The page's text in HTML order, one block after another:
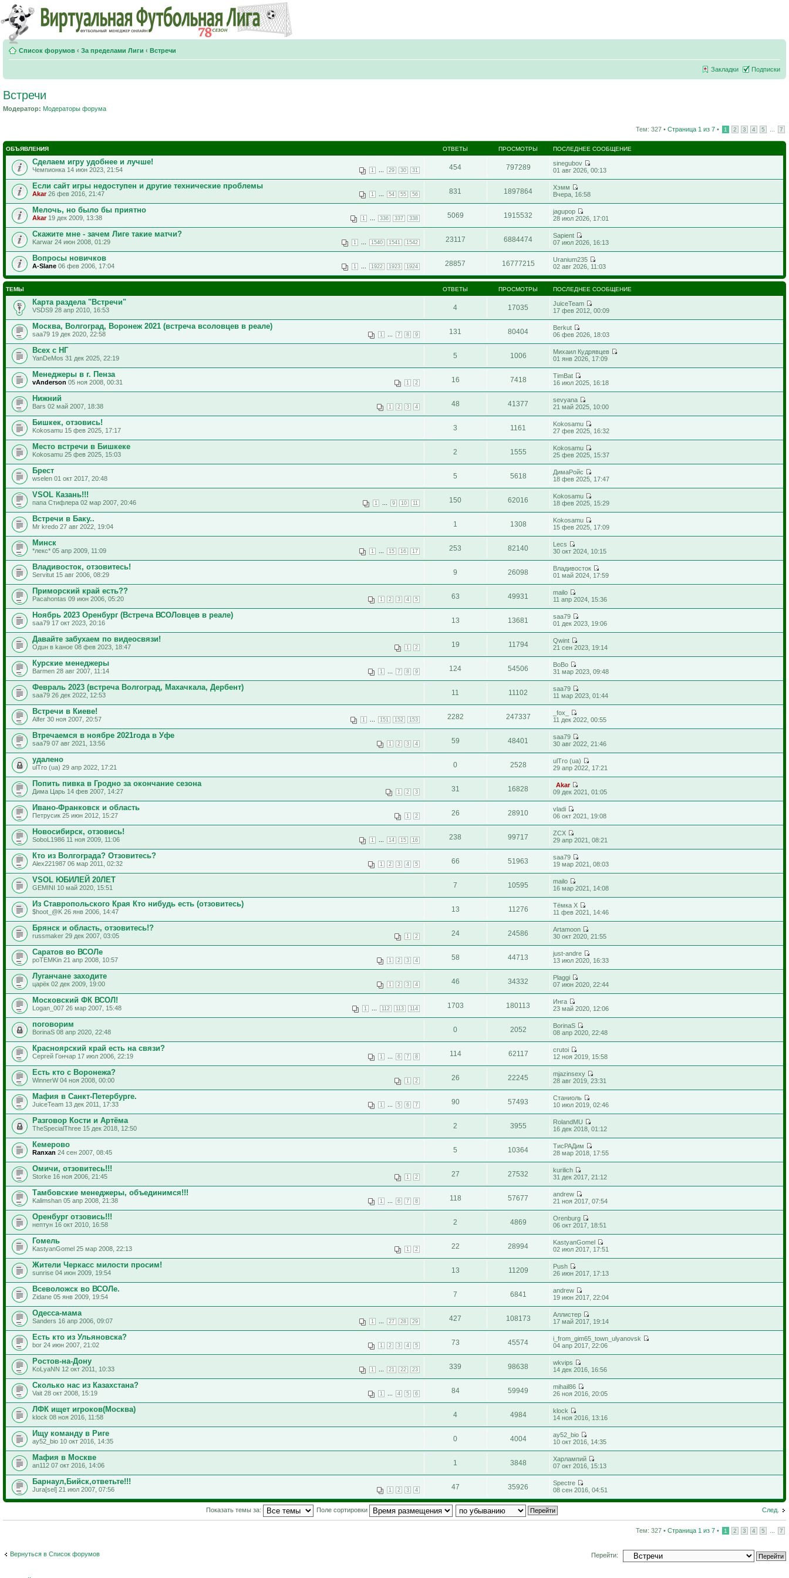
Список форумов ‹ За пределами Лиги ‹ Встречи
Закладки Подписки
Встречи
Модератор: Модераторы форума
Тем: 327 • Страница 1 из 7 • 1 2 3 4 5 7
ОБЪЯВЛЕНИЯ ОТВЕТЫ ПРОСМОТРЫ ПОСЛЕДНЕЕ СООБЩЕНИЕ
Сделаем игру удобнее и лучше!
1 29 30 31
Чемпионка 14 июн 2023, 21:54 454 797289
sinegubov
01 авг 2026, 00:13
Если сайт игры недоступен и другие технические проблемы
1 54 55 56
Akar26 фев 2016, 21:47 831 1897864
Хэмм
Вчера, 16:58
Мелочь, но было бы приятно
1 336 337 338
Akar19 дек 2009, 13:38 5069 1915532
jagupop
28 июл 2026, 17:01
Скажите мне - зачем Лиге такие матчи?
1 1540 1541 1542
Karwar 24 июн 2008, 01:29 23117 6884474
Sapient
07 июл 2026, 16:13
Вопросы новичков
1 1922 1923 1924
A-Slane 06 фев 2006, 17:04 28857 16777215
Uranium235
02 авг 2026, 11:03
ТЕМЫ ОТВЕТЫ ПРОСМОТРЫ ПОСЛЕДНЕЕ СООБЩЕНИЕ
Карта раздела "Встречи"
VSDS9 28 апр 2010, 16:53 4 17035
JuiceTeam
17 фев 2012, 00:09
Москва, Волгоград, Воронеж 2021 (встреча всоловцев в реале)
1 7 8 9
saa79 19 дек 2020, 22:58 131 80404
Berkut
06 фев 2026, 18:03
Всех с НГ
YanDeMos 31 дек 2025, 22:19 5 1006
Михаил Кудрявцев
01 янв 2026, 17:09
Менеджеры в г. Пенза
1 2
vAnderson 05 ноя 2008, 00:31 16 7418
TimBat
16 июл 2025, 16:18
Нижний
1 2 3 4
Bars 02 май 2007, 18:38 48 41377
sevyana
21 май 2025, 10:00
Бишкек, отзовись!
Kokosamu 15 фев 2025, 17:17 3 1161
Kokosamu
27 фев 2025, 16:32
Место встречи в Бишкеке
Kokosamu 25 фев 2025, 15:03 2 1555
Kokosamu
25 фев 2025, 15:37
Брест
wselen 01 окт 2017, 20:48 5 5618
ДимаРойс
18 фев 2025, 17:47
VSOL Казань!!!
1 9 10 11
папа Стифлера 02 мар 2007, 20:46 150 62016
Kokosamu
18 фев 2025, 15:29
Встречи в Баку..
Mr kredo 27 авг 2022, 19:04 1 1308
Kokosamu
15 фев 2025, 17:09
Минск
1 15 16 17
*лекс* 05 апр 2009, 11:09 253 82140
Lecs
30 окт 2024, 10:15
Владивосток, отзовитесь!
Servitut 15 авг 2006, 08:29 9 26098
Владивосток
01 май 2024, 17:59
Приморский край есть??
1 2 3 4 5
Pacahontas 09 июн 2006, 05:20 63 49931
mailo
11 апр 2024, 15:36
Ноябрь 2023 Оренбург (Встреча ВСОЛовцев в реале)
saa79 17 окт 2023, 20:16 13 13681
saa79
01 дек 2023, 19:06
Давайте забухаем по видеосвязи!
1 2
Одuн в kаное 08 фев 2023, 18:47 19 11794
Qwint
21 сен 2023, 19:14
Курские менеджеры
1 7 8 9
Barmen 28 авг 2007, 11:14 124 54506
BoBo
31 мар 2023, 09:48
Февраль 2023 (встреча Волгоград, Махачкала, Дербент)
saa79 26 дек 2022, 12:53 11 11102
saa79
11 мар 2023, 01:44
Встречи в Киеве!
1 151 152 153
Alfer 30 ноя 2007, 20:57 2282 247337
_fox_
11 дек 2022, 00:55
Втречаемся в ноябре 2021года в Уфе
1 2 3 4
saa79 07 авг 2021, 13:56 59 48401
saa79
30 авг 2022, 21:46
удалено
ulTro (ua) 29 апр 2022, 17:21 0 2528
ulTro (ua)
29 апр 2022, 17:21
Попить пивка в Гродно за окончание сезона
1 2 3
Дима Царь 14 фев 2007, 14:27 31 16828
Akar
09 дек 2021, 01:05
Ивано-Франковск и область
1 2
Петрусик 25 июн 2012, 15:27 26 28910
vladi
06 окт 2021, 19:08
Новосибирск, отзовись!
1 14 15 16
SoboL1986 11 ноя 2009, 11:06 238 99717
ZCX
29 апр 2021, 08:21
Кто из Волгограда? Отзовитесь?
1 2 3 4 5
Alex221987 06 мар 2011, 02:32 66 51963
saa79
19 мар 2021, 08:03
VSOL ЮБИЛЕЙ 20ЛЕТ
GEMINI 10 май 2020, 15:51 7 10595
mailo
16 мар 2021, 14:08
Из Ставропольского Края Кто нибудь есть (отзовитесь)
$hoot_@K 26 янв 2006, 14:47 13 11276
Тёмка X
11 фев 2021, 14:46
Брянск и область, отзовитесь!?
1 2
russmaker 29 дек 2007, 03:05 24 24586
Artamoon
30 окт 2020, 21:55
Саратов во ВСОЛе
1 2 3 4
poTEMKin 21 апр 2008, 10:57 58 44713
just-andre
13 июл 2020, 16:33
Луганчане заходите
1 2 3 4
царёк 02 дек 2009, 19:00 46 34332
Plaggi
07 июн 2020, 22:44
Московский ФК ВСОЛ!
1 112 113 114
Logan_007 26 мар 2007, 15:48 1703 180113
Инга
23 май 2020, 12:06
поговорим
BorinaS 08 апр 2020, 22:48 0 2052
BorinaS
08 апр 2020, 22:48
Красноярский край есть на связи?
1 6 7 8
Сергей Гончар 17 июл 2006, 22:19 114 62117
crutoi
12 ноя 2019, 15:58
Есть кто с Воронежа?
1 2
WinnerW 04 ноя 2008, 00:00 26 22245
mjazinsexy
28 авг 2019, 23:31
Мафия в Санкт-Петербурге.
1 5 6 7
JuiceTeam 13 дек 2011, 17:33 90 57493
Станиоль
10 июл 2019, 02:46
Разговор Кости и Артёма
TheSpecialThree 15 дек 2018, 12:50 2 3955
RolandMU
16 дек 2018, 01:12
Кемерово
Ranxan 24 сен 2007, 08:45 5 10364
ТисРАДим
28 мар 2018, 17:55
Омичи, отзовитесь!!!
1 2
Storke 16 ноя 2006, 21:45 27 27532
kurilich
31 дек 2017, 21:12
Тамбовские менеджеры, объединимся!!!
1 6 7 8
Kalimshan 05 апр 2008, 21:38 118 57677
andrew
21 ноя 2017, 07:54
Оренбург отзовись!!!
нептун 16 окт 2010, 16:58 2 4869
Orenburg
06 окт 2017, 18:51
Гомель
1 2
KastyanGomel 25 мар 2008, 22:13 22 28994
KastyanGomel
02 июл 2017, 17:51
Жители Черкасс милости просим!
sunrise 04 июн 2009, 19:54 13 11209
Push
26 июн 2017, 17:13
Всеволожск во ВСОЛе.
Zidane 05 янв 2009, 19:54 7 6841
andrew
19 июн 2017, 22:04
Одесса-мама
1 27 28 29
Sanders 16 апр 2006, 09:07 427 108173
Аллистер
17 май 2017, 19:14
Есть кто из Ульяновска?
1 2 3 4 5
bor 24 июн 2007, 21:02 73 45574
i_from_gim65_town_ulyanovsk
04 апр 2017, 22:06
Ростов-на-Дону
1 21 22 23
KoLyaNN 12 окт 2011, 10:33 339 98638
wkvips
14 дек 2016, 16:56
Сколько нас из Казахстана?
1 4 5 6
Vait 28 окт 2008, 15:19 84 59949
mihail86
26 ноя 2016, 20:05
ЛФК ищет игроков(Москва)
klock 08 ноя 2016, 11:58 4 4984
klock
14 ноя 2016, 13:16
Ищу команду в Риге
ay52_bio 10 окт 2016, 14:35 0 4004
ay52_bio
10 окт 2016, 14:35
Мафия в Москве
an112 07 окт 2016, 14:06 1 3848
Харлампий
07 окт 2016, 15:13
Барнаул,Бийск,ответьте!!!
1 2 3 4
Jura[sel] 21 июл 2007, 07:56 47 35926
Spectre
08 сен 2016, 04:51
След.
Показать темы за: Поле сортировки
Тем: 327 • Страница 1 из 7 • 1 2 3 4 5 7
Вернуться в Список форумов Перейти: